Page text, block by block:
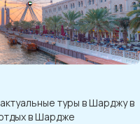
туры в Шарджу в
в Шардже